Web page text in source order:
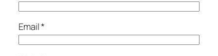
Email*